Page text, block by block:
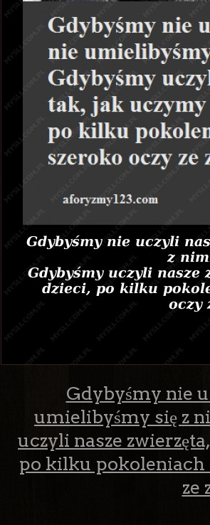
Gdybyśmy nie
umielibyśmy się z
uczyli nasze
po kilku pokoleniach
ze